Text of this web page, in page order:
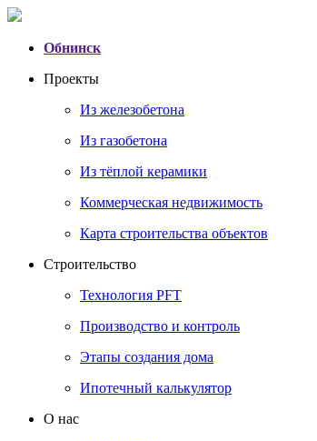
Обнинск
Проекты
Из железобетона
Из газобетона
Из тёплой керамики
Коммерческая недвижимость
Карта строительства объектов
Строительство
Технология PFT
Производство и контроль
Этапы создания дома
Ипотечный калькулятор
О нас